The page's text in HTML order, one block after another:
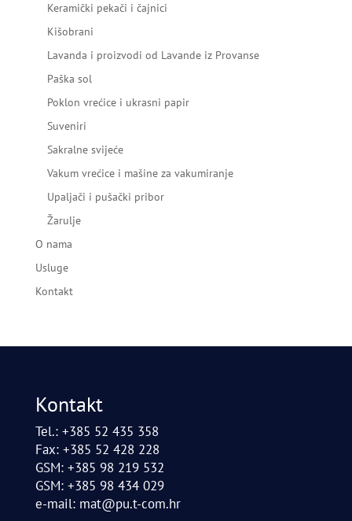
Keramički pekači i čajnici
Kišobrani
Lavanda i proizvodi od Lavande iz Provanse
Paška sol
Poklon vrećice i ukrasni papir
Suveniri
Sakralne svijeće
Vakum vrećice i mašine za vakumiranje
Upaljači i pušački pribor
Žarulje
O nama
Usluge
Kontakt
Kontakt
Tel.: +385 52 435 358
Fax: +385 52 428 228
GSM: +385 98 219 532
GSM: +385 98 434 029
e-mail: mat@pu.t-com.hr